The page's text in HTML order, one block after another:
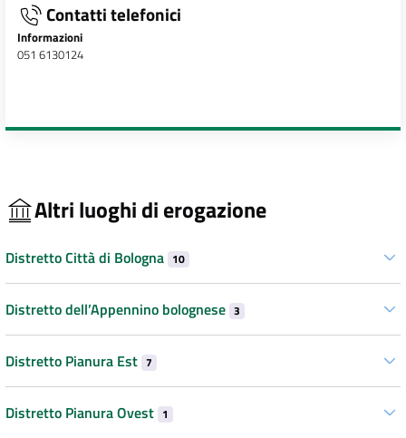
Contatti telefonici
Informazioni
051 6130124
Altri luoghi di erogazione
Distretto Città di Bologna 10
Distretto dell’Appennino bolognese 3
Distretto Pianura Est 7
Distretto Pianura Ovest 1